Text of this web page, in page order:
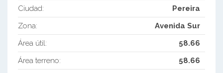
Ciudad:
Pereira
Zona:
Avenida Sur
Área útil:
58.66
Área terreno:
58.66